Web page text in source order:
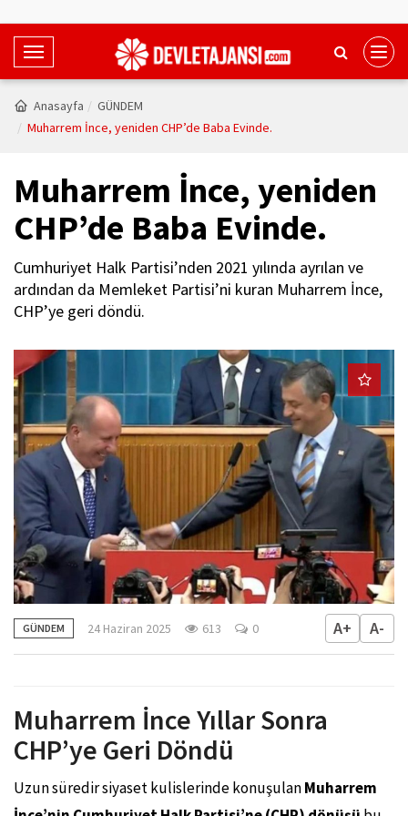
T
o
g
g
N
g
a
t
o
Anasayfa
GÜNDEM
Muharrem İnce, yeniden CHP’de Baba Evinde.
Muharrem İnce, yeniden
CHP’de Baba Evinde.
Cumhuriyet Halk Partisi’nden 2021 yılında ayrılan ve
ardından da Memleket Partisi’ni kuran Muharrem İnce,
CHP’ye geri döndü.
GÜNDEM 24 Haziran 2025 613 0 A+ A-
Muharrem İnce Yıllar Sonra
CHP’ye Geri Döndü
Uzun süredir siyaset kulislerinde konuşulanMuharrem